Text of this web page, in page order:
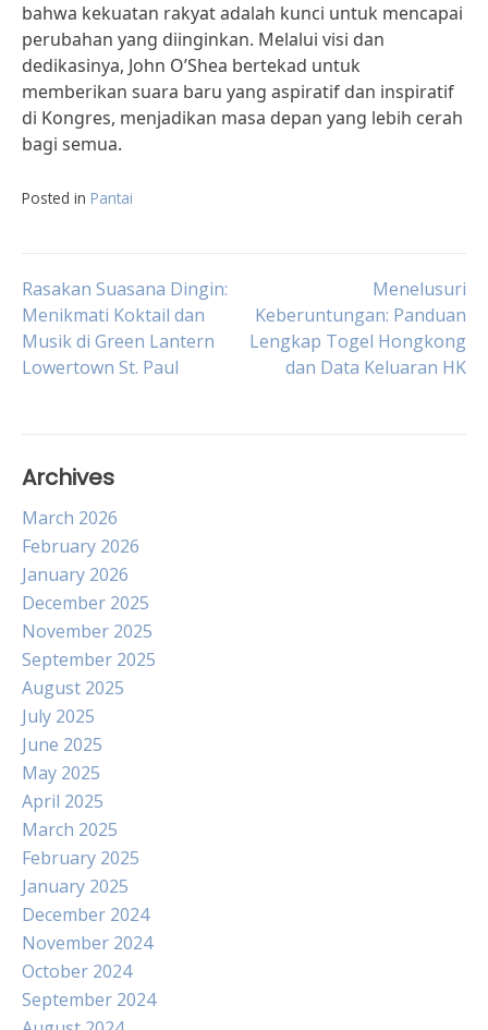
bahwa kekuatan rakyat adalah kunci untuk mencapai
perubahan yang diinginkan. Melalui visi dan
dedikasinya, John O’Shea bertekad untuk
memberikan suara baru yang aspiratif dan inspiratif
di Kongres, menjadikan masa depan yang lebih cerah
bagi semua.
Posted in Pantai
Post
navigation
Rasakan Suasana Dingin:
Menikmati Koktail dan
Musik di Green Lantern
Lowertown St. Paul
Menelusuri
Keberuntungan: Panduan
Lengkap Togel Hongkong
dan Data Keluaran HK
Archives
March 2026
February 2026
January 2026
December 2025
November 2025
September 2025
August 2025
July 2025
June 2025
May 2025
April 2025
March 2025
February 2025
January 2025
December 2024
November 2024
October 2024
September 2024